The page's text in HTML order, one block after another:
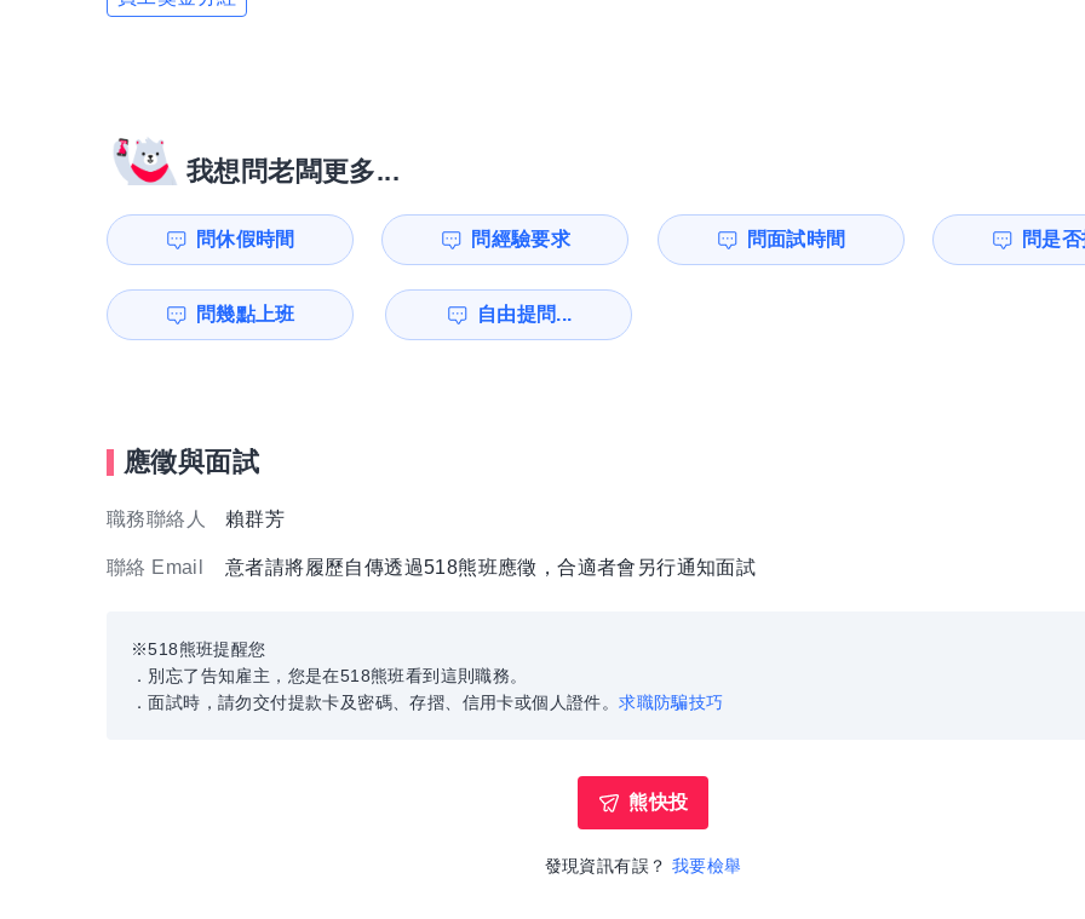
我想問老闆更多...
問休假時間 問經驗要求 問面試時間 問是否
問幾點上班 自由提問...
應徵與面試
職務聯絡人 賴群芳
聯絡 Email 意者請將履歷自傳透過518熊班應徵，合適者會另行通知面試
※518熊班提醒您
．別忘了告知雇主，您是在518熊班看到這則職務。
．面試時，請勿交付提款卡及密碼、存摺、信用卡或個人證件。求職防騙技巧
熊快投
發現資訊有誤？ 我要檢舉